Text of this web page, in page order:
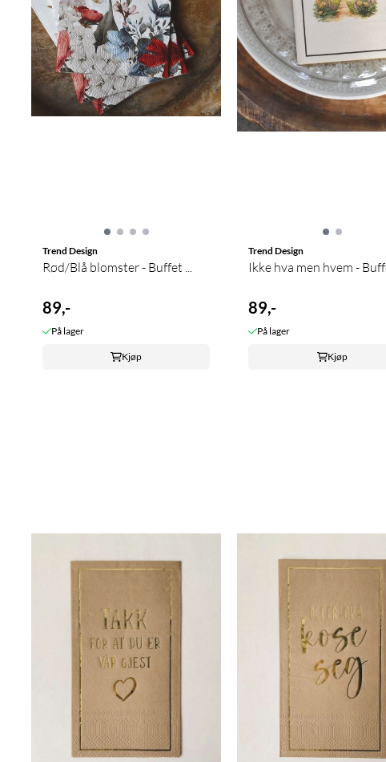
Trend Design
Rød/Blå blomster - Buffet ...
89,-
På lager
Kjøp
Trend Design
Ikke hva men
89,-
På lager
Kjøp